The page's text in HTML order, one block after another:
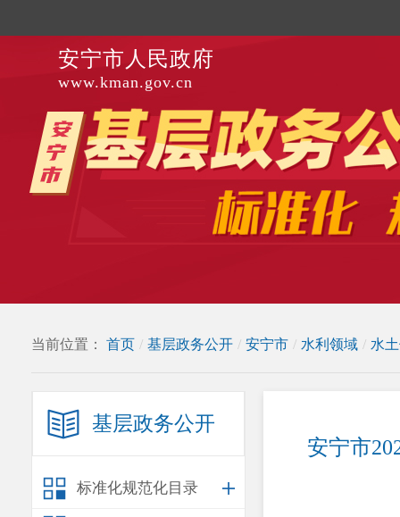
安宁市人民政府
www.kman.gov.cn
当前位置： 首页 / 基层政务公开 / 安宁市 / 水利领域 / 水
基层政务公开
标准化规范化目录
安宁市